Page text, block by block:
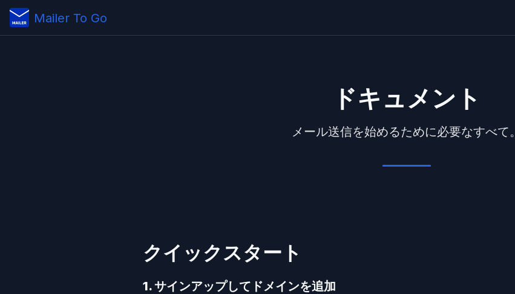
Mailer To Go
ドキュメント
メール送信を始めるために必要なすべて。
クイックスタート
1. サインアップしてドメインを追加